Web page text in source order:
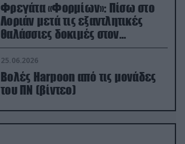
Φρεγάτα «Φορμίων»: Πίσω στο
Λοριάν μετά τις εξαντλητικές
θαλάσσιες δοκιμές στον
απαιτητικό Βισκαϊκό
25.06.2026
Βολές Harpoon από τις μονάδες
του ΠΝ (βίντεο)